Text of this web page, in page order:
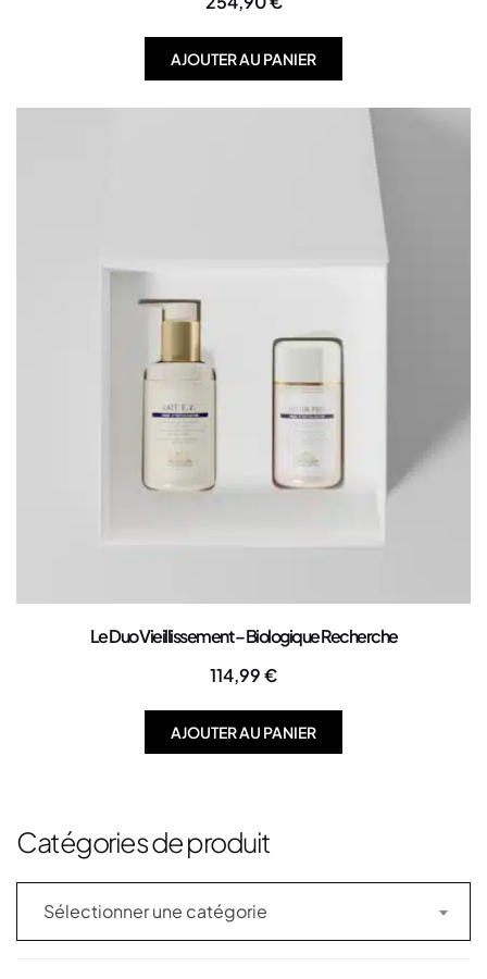
AJOUTER AU PANIER
Le Duo Vieillissement – Biologique Recherche
114,99€
AJOUTER AU PANIER
Catégories de produit
Sélectionner une catégorie